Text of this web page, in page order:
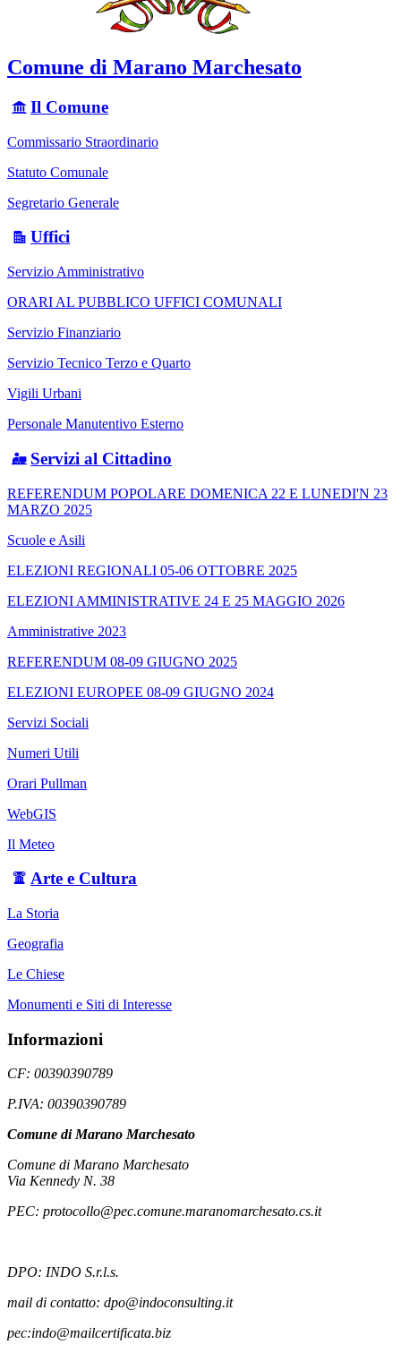
Comune di Marano Marchesato
Il Comune
Commissario Straordinario
Statuto Comunale
Segretario Generale
Uffici
Servizio Amministrativo
ORARI AL PUBBLICO UFFICI COMUNALI
Servizio Finanziario
Servizio Tecnico Terzo e Quarto
Vigili Urbani
Personale Manutentivo Esterno
Servizi al Cittadino
REFERENDUM POPOLARE DOMENICA 22 E LUNEDI'N 23
MARZO 2025
Scuole e Asili
ELEZIONI REGIONALI 05-06 OTTOBRE 2025
ELEZIONI AMMINISTRATIVE 24 E 25 MAGGIO 2026
Amministrative 2023
REFERENDUM 08-09 GIUGNO 2025
ELEZIONI EUROPEE 08-09 GIUGNO 2024
Servizi Sociali
Numeri Utili
Orari Pullman
WebGIS
Il Meteo
Arte e Cultura
La Storia
Geografia
Le Chiese
Monumenti e Siti di Interesse
Informazioni
CF: 00390390789
P.IVA: 00390390789
Comune di Marano Marchesato
Comune di Marano Marchesato
Via Kennedy N. 38
PEC: protocollo@pec.comune.maranomarchesato.cs.it
DPO: INDO S.r.l.s.
mail di contatto: dpo@indoconsulting.it
pec:indo@mailcertificata.biz